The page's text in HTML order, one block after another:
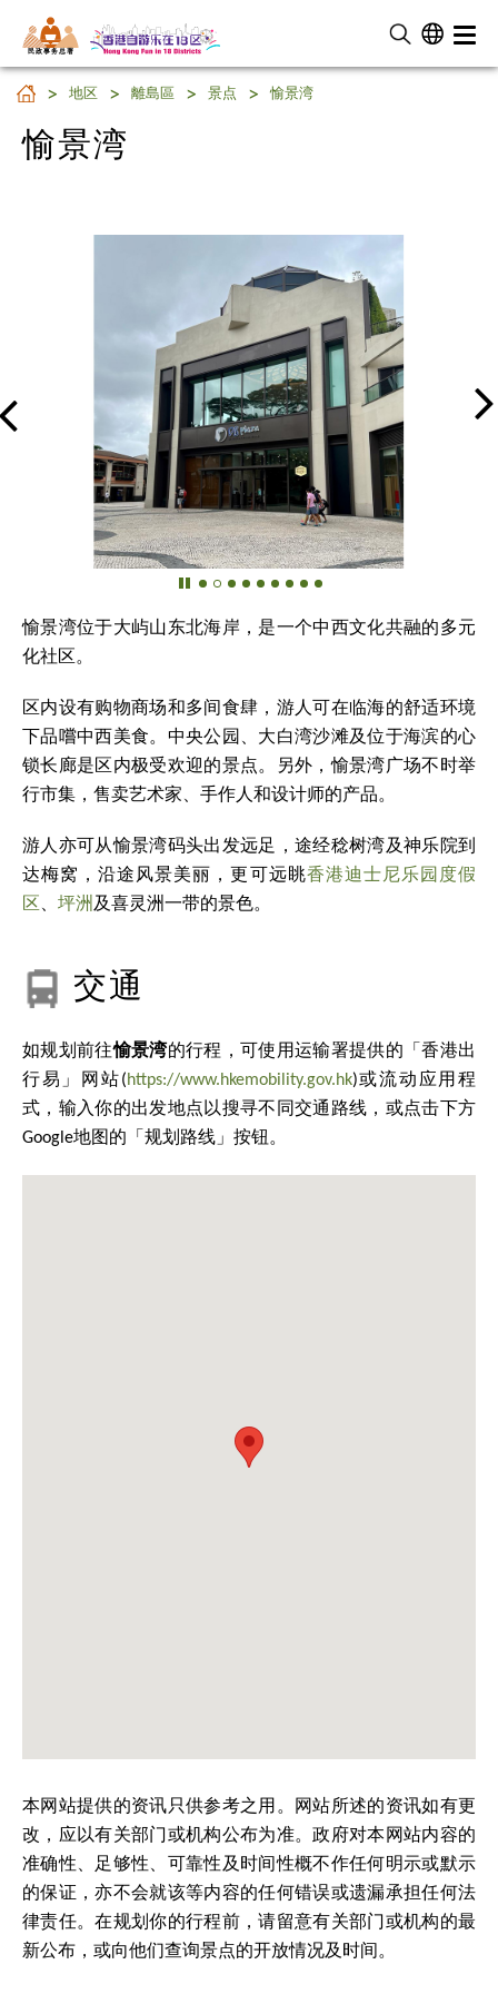
民 政 事 务 总 署
愉景湾
地区 離島區 景点 愉景湾
愉景湾
愉景湾位于大屿山东北海岸，是一个中西文化共融的多元
化社区。
区内设有购物商场和多间食肆，游人可在临海的舒适环境
下品嚐中西美食。中央公园、大白湾沙滩及位于海滨的心
锁长廊是区内极受欢迎的景点。另外，愉景湾广场不时举
行市集，售卖艺术家、手作人和设计师的产品。
游人亦可从愉景湾码头出发远足，途经稔树湾及神乐院到
达梅窝，沿途风景美丽，更可远眺香港迪士尼乐园度假
区 、 坪洲 及喜灵洲一带的景色。
交通
如规划前往愉景湾的行程，可使用运输署提供的「香港出
行易」网站(https://www.hkemobility.gov.hk)或流动应用程
式，输入你的出发地点以搜寻不同交通路线，或点击下方
Google地图的「规划路线」按钮。
本网站提供的资讯只供参考之用。网站所述的资讯如有更
改，应以有关部门或机构公布为准。政府对本网站内容的
准确性、足够性、可靠性及时间性概不作任何明示或默示
的保证，亦不会就该等内容的任何错误或遗漏承担任何法
律责任。在规划你的行程前，请留意有关部门或机构的最
新公布，或向他们查询景点的开放情况及时间。